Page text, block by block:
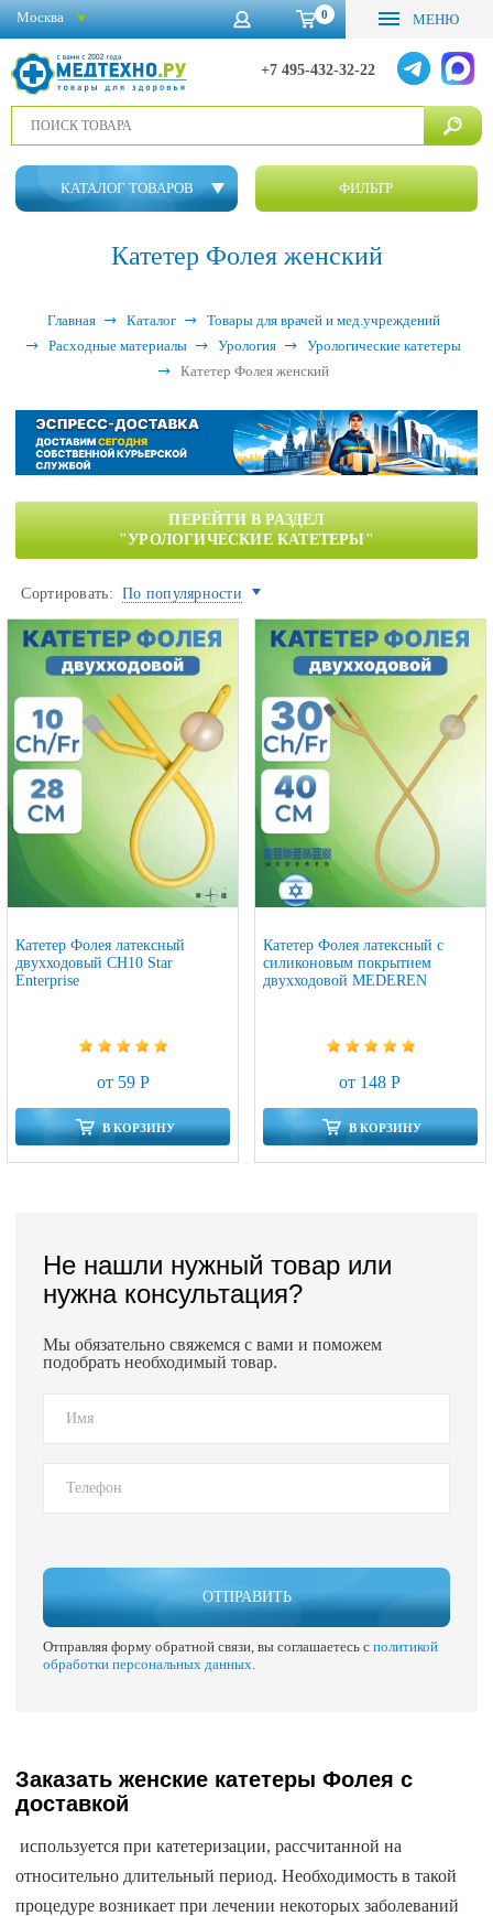
0 МЕНЮ
+7 495-432-32-22
Москва
КАТАЛОГ ТОВАРОВ ФИЛЬТР
Катетер Фолея женский
Главная Каталог
Товары для врачей и мед.учреждений
Расходные материалы
Урология
Урологические катетеры
Катетер Фолея женский
ПЕРЕЙТИ В РАЗДЕЛ
"УРОЛОГИЧЕСКИЕ КАТЕТЕРЫ"
Сортировать: По популярности
Катетер Фолея латексный
двухходовый CH10 Star
Enterprise
от 59 Р
В КОРЗИНУ
Катетер Фолея латексный с
силиконовым покрытием
двухходовой MEDEREN
от 148 Р
В КОРЗИНУ
Не нашли нужный товар или
нужна консультация?
Мы обязательно свяжемся с вами и поможем
подобрать необходимый товар.
ОТПРАВИТЬ
Отправляя форму обратной связи, вы соглашаетесь сполитикой
обработки персональных данных
Заказать женские катетеры Фолея с
доставкой
используется при катетеризации, рассчитанной на
относительно длительный период. Необходимость в такой
процедуре возникает при лечении некоторых заболеваний